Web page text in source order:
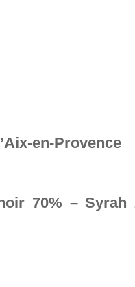
en-Provence
70% –